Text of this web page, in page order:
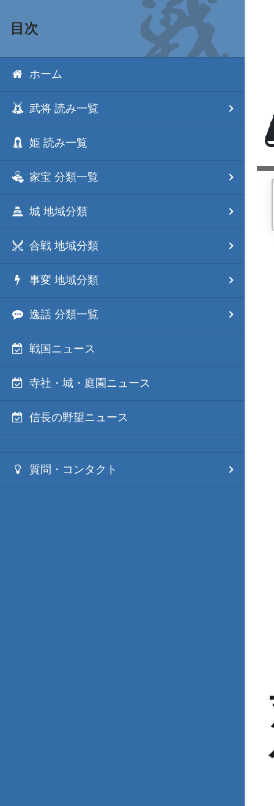
目次
ホーム
武将 読み一覧
姫 読み一覧
家宝 分類一覧
城 地域分類
合戦 地域分類
事変 地域分類
逸話 分類一覧
戦国ニュース
寺社・城・庭園ニュース
信長の野望ニュース
質問・コンタクト